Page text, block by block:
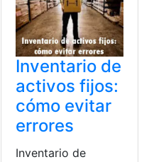
Inventario de
activos fijos:
cómo evitar
errores
Inventario de